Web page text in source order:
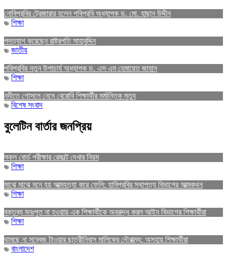
নোবিপ্রবির ট্রেজারার হলেন পবিপ্রবি অধ্যাপক ড. মো. হাছান উদ্দীন
শিক্ষা
পদত্যাগ করেছেন রাষ্ট্রপতি সাহাবুদ্দিন
জাতীয়
পবিপ্রবির নতুন উপাচার্য অধ্যাপক ড. এস এম হেমায়েত জাহান
শিক্ষা
নদীতে গোসলে নেমে বেরোবি শিক্ষার্থীর মর্মান্তিক মৃত্যু
বিশেষ সংবাদ
বুলেটিন বার্তার জনপ্রিয়
সকল বোর্ড পরীক্ষার রেজাল্ট দেখার নিয়ম
শিক্ষা
মাঝে মাঝে মনে হয় আত্মহত্যা করে ফেলি: হাবিপ্রবির স্থাপত্য বিভাগের আত্মকথন
শিক্ষা
বক্তব্য মনঃপুত না হওয়ায় এক শিক্ষার্থীকে অবরুদ্ধ করল আইন বিভাগের শিক্ষার্থীরা
শিক্ষা
থামছে না সব্বেজ টাওয়ার ছাত্রীনিবাস মালিকের দৌরাত্ম্য: অসহায় শিক্ষার্থীরা
বাংলাদেশ